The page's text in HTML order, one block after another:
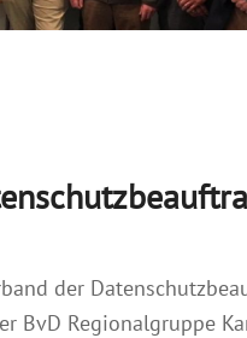
der
BvD Regionalgruppe